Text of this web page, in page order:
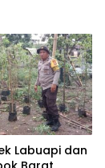
Labuapi dan